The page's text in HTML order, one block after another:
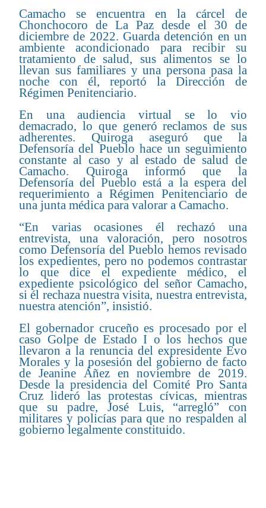
Camacho se encuentra en la cárcel de
Chonchocoro de La Paz desde el 30 de
diciembre de 2022. Guarda detención en un
ambiente acondicionado para recibir su
tratamiento de salud, sus alimentos se lo
llevan sus familiares y una persona pasa la
noche con él, reportó la Dirección de
Régimen Penitenciario.
En una audiencia virtual se lo vio
demacrado, lo que generó reclamos de sus
adherentes. Quiroga aseguró que la
Defensoría del Pueblo hace un seguimiento
constante al caso y al estado de salud de
Camacho. Quiroga informó que la
Defensoría del Pueblo está a la espera del
requerimiento a Régimen Penitenciario de
una junta médica para valorar a Camacho.
“En varias ocasiones él rechazó una
entrevista, una valoración, pero nosotros
como Defensoría del Pueblo hemos revisado
los expedientes, pero no podemos contrastar
lo que dice el expediente médico, el
expediente psicológico del señor Camacho,
si él rechaza nuestra visita, nuestra entrevista,
nuestra atención”, insistió.
El gobernador cruceño es procesado por el
caso Golpe de Estado I o los hechos que
llevaron a la renuncia del expresidente Evo
Morales y la posesión del gobierno de facto
de Jeanine Áñez en noviembre de 2019.
Desde la presidencia del Comité Pro Santa
Cruz lideró las protestas cívicas, mientras
que su padre, José Luis, “arregló” con
militares y policías para que no respalden al
gobierno legalmente constituido.